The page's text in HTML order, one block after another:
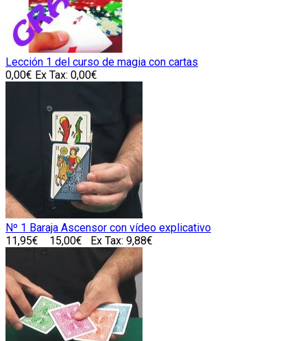
Lección 1 del curso de magia con cartas
0,00€ Ex Tax: 0,00€
Nº 1 Baraja Ascensor con vídeo explicativo
11,95€
15,00€ Ex Tax: 9,88€